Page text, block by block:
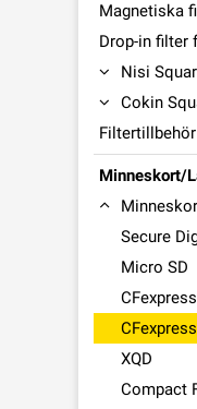
Magnetiska
Drop-in filter
Nisi
Cokin
Filtertillbehör
Minneskort/
Secure
Micro SD
XQD
Compact